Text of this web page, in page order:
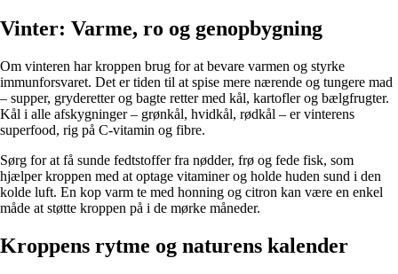
Vinter: Varme, ro og genopbygning
Om vinteren har kroppen brug for at bevare varmen og styrke
immunforsvaret. Det er tiden til at spise mere nærende og tungere mad
– supper, gryderetter og bagte retter med kål, kartofler og bælgfrugter.
Kål i alle afskygninger – grønkål, hvidkål, rødkål – er vinterens
superfood, rig på C-vitamin og fibre.
Sørg for at få sunde fedtstoffer fra nødder, frø og fede fisk, som
hjælper kroppen med at optage vitaminer og holde huden sund i den
kolde luft. En kop varm te med honning og citron kan være en enkel
måde at støtte kroppen på i de mørke måneder.
Kroppens rytme og naturens kalender